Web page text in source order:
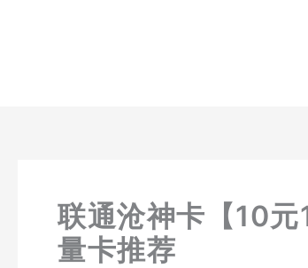
联通沧神卡【10
量卡推荐